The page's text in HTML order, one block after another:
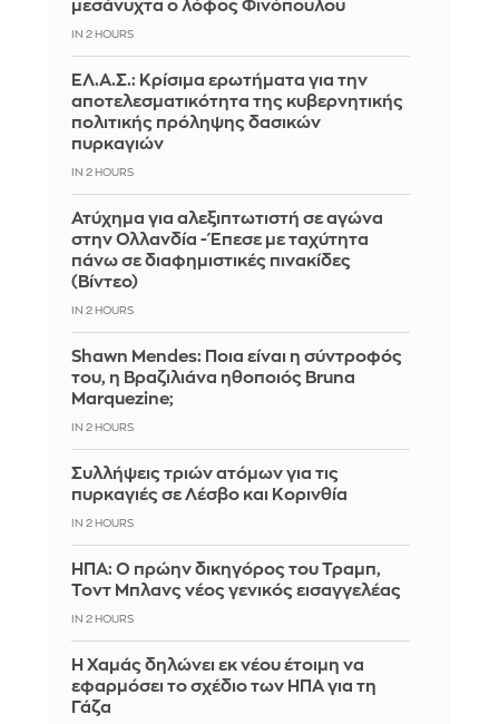
μεσάνυχτα ο λόφος Φινόπουλου
IN 2 HOURS
ΕΛ.Α.Σ.: Κρίσιμα ερωτήματα για την
αποτελεσματικότητα της κυβερνητικής
πολιτικής πρόληψης δασικών
πυρκαγιών
IN 2 HOURS
Ατύχημα για αλεξιπτωτιστή σε αγώνα
στην Ολλανδία - Έπεσε με ταχύτητα
πάνω σε διαφημιστικές πινακίδες
(Βίντεο)
IN 2 HOURS
Shawn Mendes: Ποια είναι η σύντροφός
του, η Βραζιλιάνα ηθοποιός Bruna
Marquezine;
IN 2 HOURS
Συλλήψεις τριών ατόμων για τις
πυρκαγιές σε Λέσβο και Κορινθία
IN 2 HOURS
ΗΠΑ: Ο πρώην δικηγόρος του Τραμπ,
Τοντ Μπλανς νέος γενικός εισαγγελέας
IN 2 HOURS
Η Χαμάς δηλώνει εκ νέου έτοιμη να
εφαρμόσει το σχέδιο των ΗΠΑ για τη
Γάζα